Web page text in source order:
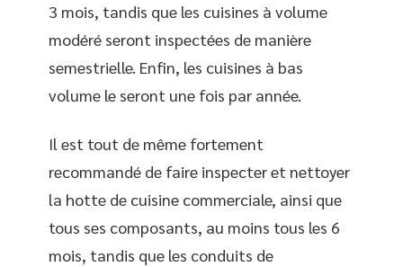
3 mois, tandis que les cuisines à volume
modéré seront inspectées de manière
semestrielle. Enfin, les cuisines à bas
volume le seront une fois par année.
Il est tout de même fortement
recommandé de faire inspecter et nettoyer
la hotte de cuisine commerciale, ainsi que
tous ses composants, au moins tous les 6
mois, tandis que les conduits de